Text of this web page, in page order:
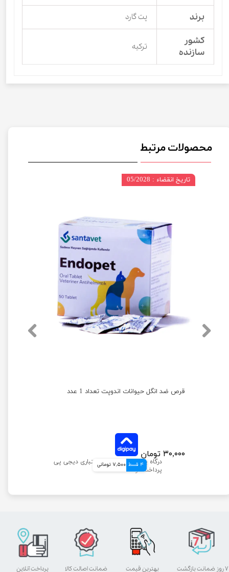
برند پت گارد
کشور
سازنده
ترکیه
محصولات مرتبط
قرص ضد انگل حیوانات اندوپت تعداد 1 عدد
۳۰,۰۰۰ تومان
4 قسط 7,500 تومانی
تاریخ انقضاء : 05/2028
بهترین قیمت پرداخت آنلاین ۷ روز ضمانت بازگشت ضمانت اصالت کالا